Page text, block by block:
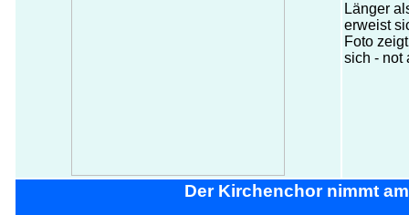
Länger
erweist
Foto
sich - not
Der Kirchenchor nimmt